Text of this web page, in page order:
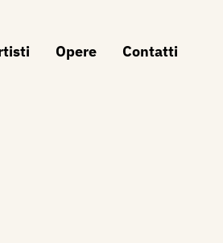
Opere Contatti